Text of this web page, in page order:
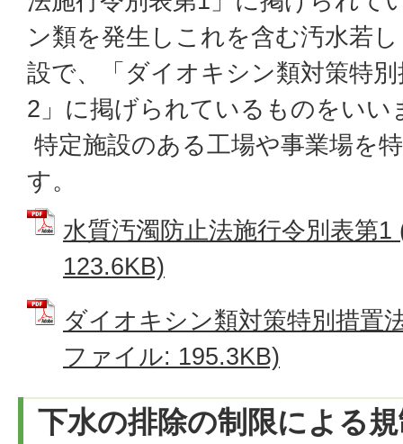
ン類を発生しこれを含む汚水若
設で、「ダイオキシン類対策特
2」に掲げられているものをいい
特定施設のある工場や事業場を
す。
水質汚濁防止法施行令別表第
123.6KB)
ダイオキシン類対策特別措置
ファイル: 195.3KB)
下水の排除の制限による